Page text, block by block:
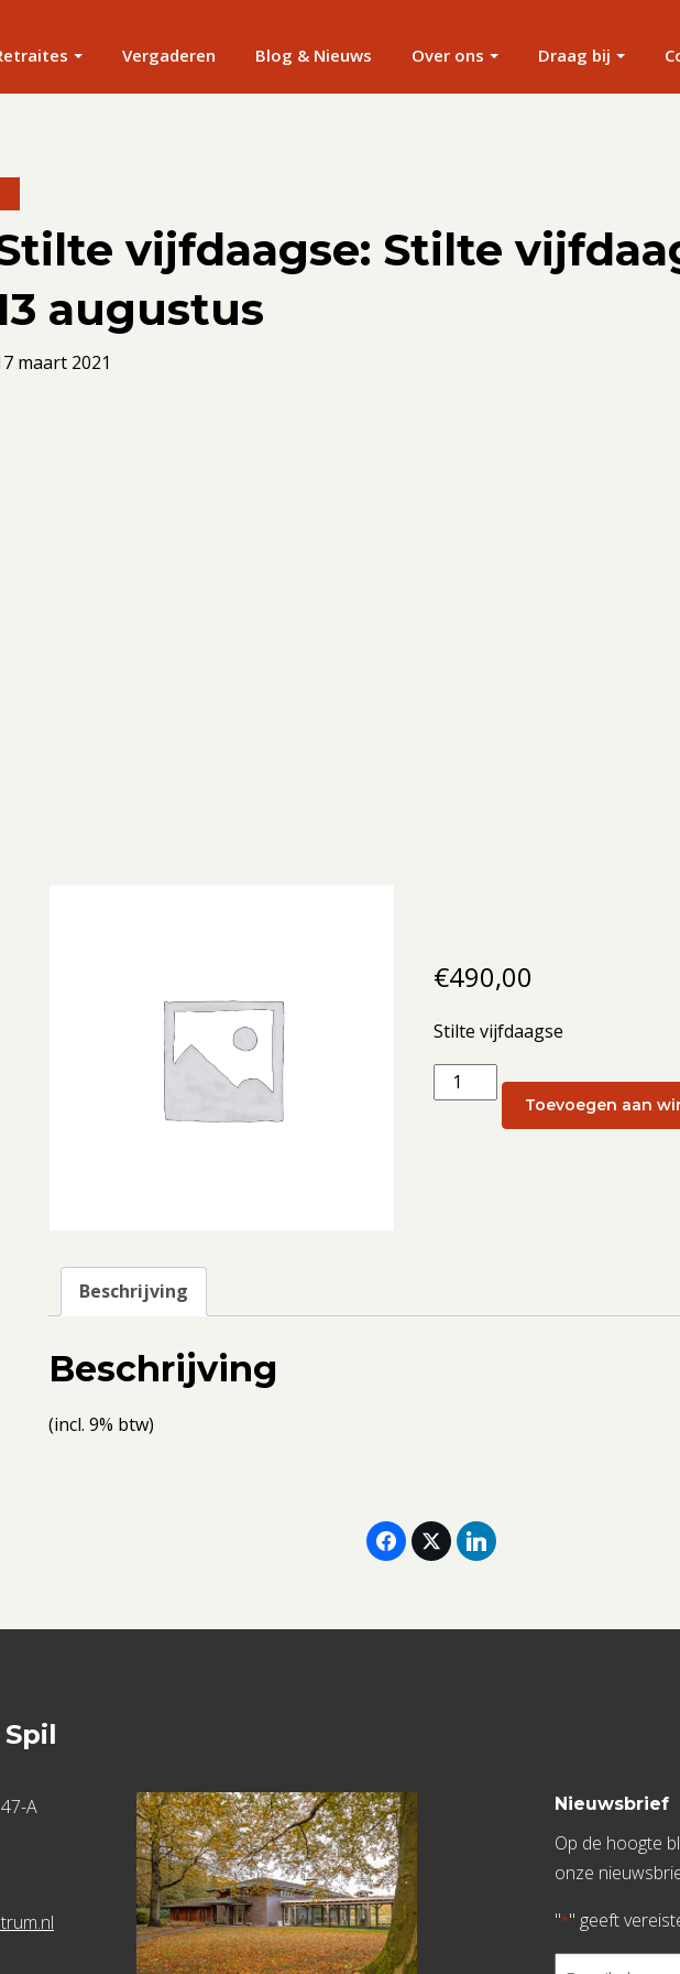
Vergaderen Blog & Nieuws Over ons Draag bij
vijfdaagse: Stilte
augustus
maart 2021
€490,00
Stilte vijfdaagse
Stilte
vijfdaagse:
aantal
Toevoegen aan
Beschrijving
Beschrijving
(incl. 9% btw)
A
Nieuwsbrief
Op de hoogte
onze
"*" geeft